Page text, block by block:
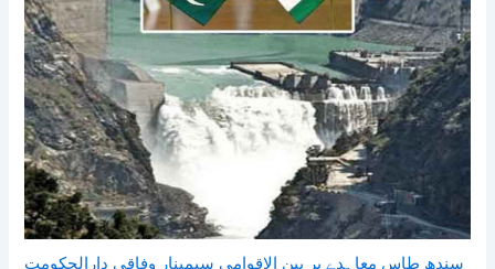
سندھ طاس معاہدے پر بین الاقوامی سیمینار وفاقی دارالحکومت